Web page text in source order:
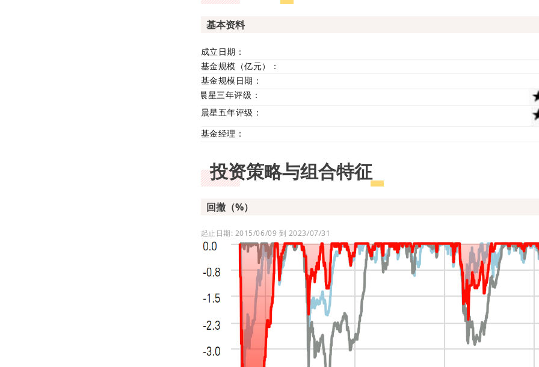
基本资料
成立日期：
基金规模（亿元）：
基金规模日期：
晨星三年评级：
晨星五年评级：
基金经理：
投资策略与组合特征
回撤（%）
起止日期: 2015/06/09 到 2023/07/31